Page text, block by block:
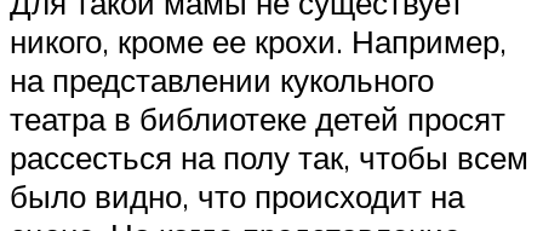
никого, кроме ее крохи. Например,
на представлении кукольного
театра в библиотеке детей просят
рассесться на полу так, чтобы всем
было видно, что происходит на